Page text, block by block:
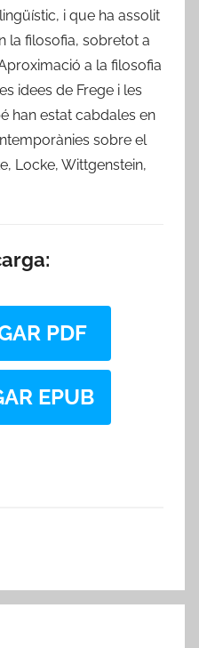
i que ha assolit
la filosofia, sobretot a
a la filosofia
idees de Frege i les
han estat cabdales en
sobre el
Locke, Wittgenstein,
PDF
EPUB